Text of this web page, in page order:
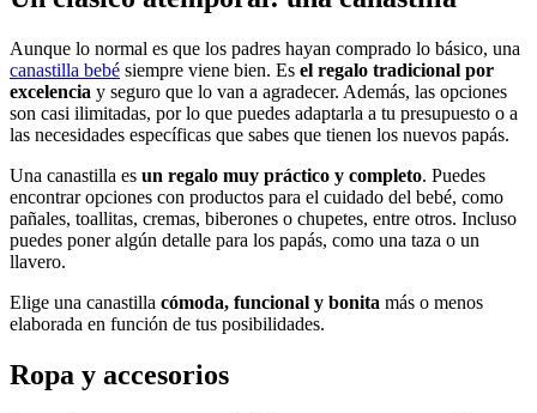
Aunque lo normal es que los padres hayan comprado lo básico, una
canastilla bebé siempre viene bien. Es el regalo tradicional por
excelencia y seguro que lo van a agradecer. Además, las opciones
son casi ilimitadas, por lo que puedes adaptarla a tu presupuesto o a
las necesidades específicas que sabes que tienen los nuevos papás.
Una canastilla es un regalo muy práctico y completo. Puedes
encontrar opciones con productos para el cuidado del bebé, como
pañales, toallitas, cremas, biberones o chupetes, entre otros. Incluso
puedes poner algún detalle para los papás, como una taza o un
llavero.
Elige una canastilla cómoda, funcional y bonita más o menos
elaborada en función de tus posibilidades.
Ropa y accesorios